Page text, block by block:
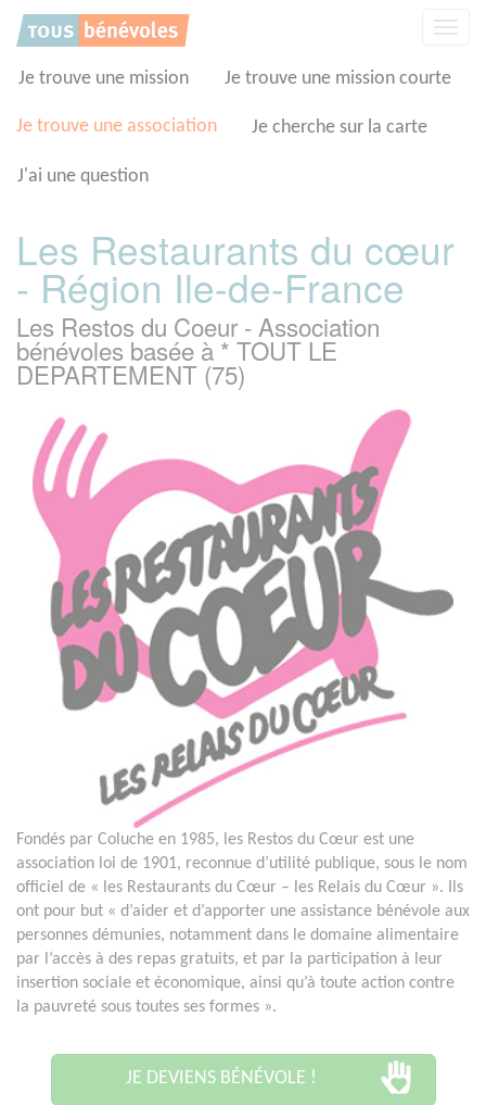
Je trouve une mission Je trouve une mission courte
Je trouve une association Je cherche sur la carte
J'ai une question
Les Restaurants du cœur
- Région Ile-de-France
Les Restos du Coeur - Association
bénévoles basée à * TOUT LE
DEPARTEMENT (75)
Fondés par Coluche en 1985, les Restos du Cœur est une
association loi de 1901, reconnue d’utilité publique, sous le nom
officiel de « les Restaurants du Cœur – les Relais du Cœur ». Ils
ont pour but « d’aider et d’apporter une assistance bénévole aux
personnes démunies, notamment dans le domaine alimentaire
par l’accès à des repas gratuits, et par la participation à leur
insertion sociale et économique, ainsi qu’à toute action contre
la pauvreté sous toutes ses formes ».
JE DEVIENS BÉNÉVOLE !
Panneau de gestion des cookies